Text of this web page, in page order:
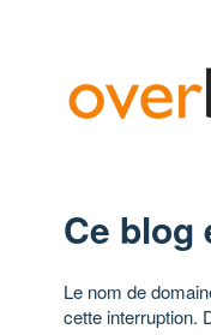
Ce blog
Le nom de
cette interruption.